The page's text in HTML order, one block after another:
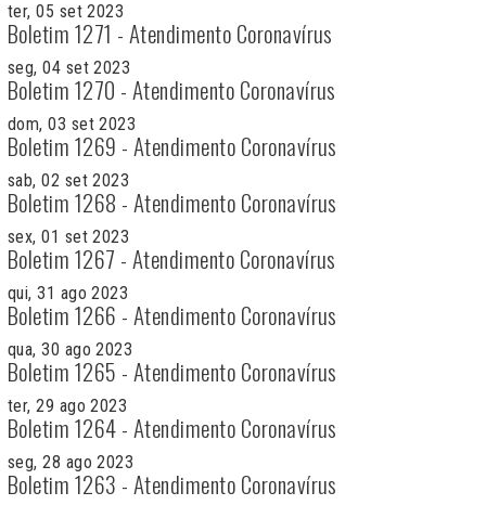
ter, 05 set 2023
Boletim 1271 - Atendimento Coronavírus
seg, 04 set 2023
Boletim 1270 - Atendimento Coronavírus
dom, 03 set 2023
Boletim 1269 - Atendimento Coronavírus
sab, 02 set 2023
Boletim 1268 - Atendimento Coronavírus
sex, 01 set 2023
Boletim 1267 - Atendimento Coronavírus
qui, 31 ago 2023
Boletim 1266 - Atendimento Coronavírus
qua, 30 ago 2023
Boletim 1265 - Atendimento Coronavírus
ter, 29 ago 2023
Boletim 1264 - Atendimento Coronavírus
seg, 28 ago 2023
Boletim 1263 - Atendimento Coronavírus